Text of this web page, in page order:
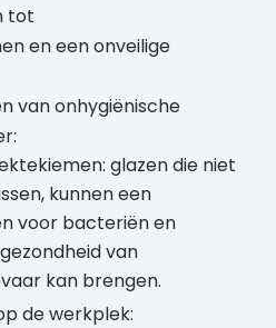
tot
en een onveilige
van onhygiënische
glazen die niet
kunnen een
voor bacteriën en
van
kan brengen.
de werkplek: